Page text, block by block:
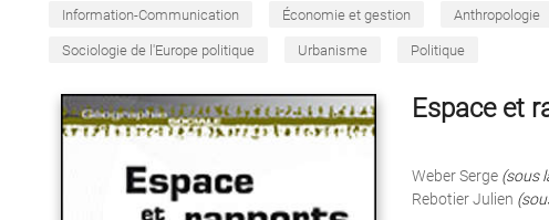
Information-Communication Économie et gestion Anthropologie
Sociologie de l'Europe politique Urbanisme Politique
Espace et
Weber Serge (sous
Rebotier Julien